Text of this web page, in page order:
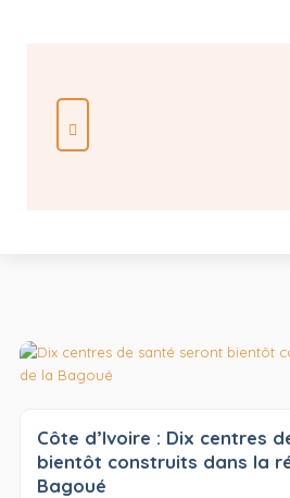
Côte d’Ivoire : Dix centres
bientôt construits dans la
Bagoué